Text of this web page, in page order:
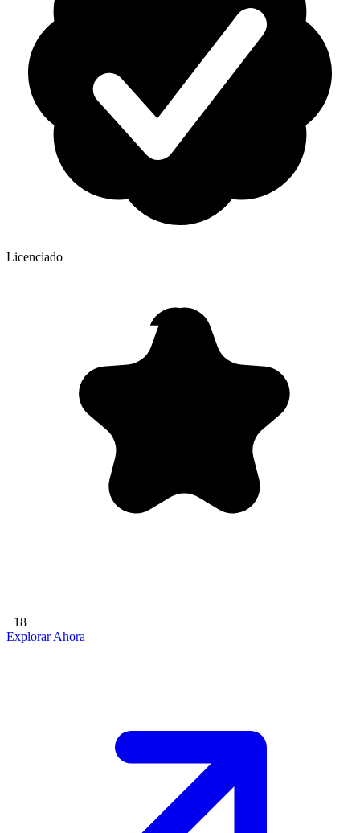
Licenciado
+18
Explorar Ahora